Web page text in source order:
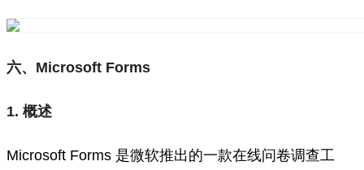
六、Microsoft Forms
1. 概述
Microsoft Forms 是微软推出的一款在线问卷调查工